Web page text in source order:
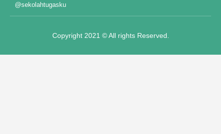
@sekolahtugasku
Copyright 2021 © All rights Reserved.